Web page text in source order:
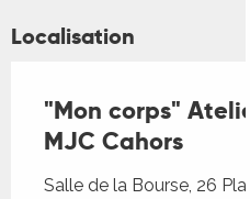
Localisation
"Mon corps"
MJC Cahors
Salle de la Bourse, 26